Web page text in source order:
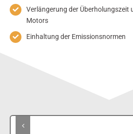
Verlängerung der Überholungszeit
Motors
Einhaltung der Emissionsnormen